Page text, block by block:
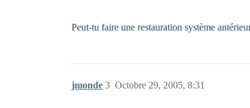
Peut-tu faire une restauration système
jmonde Octobre 29, 2005, 8:31
3